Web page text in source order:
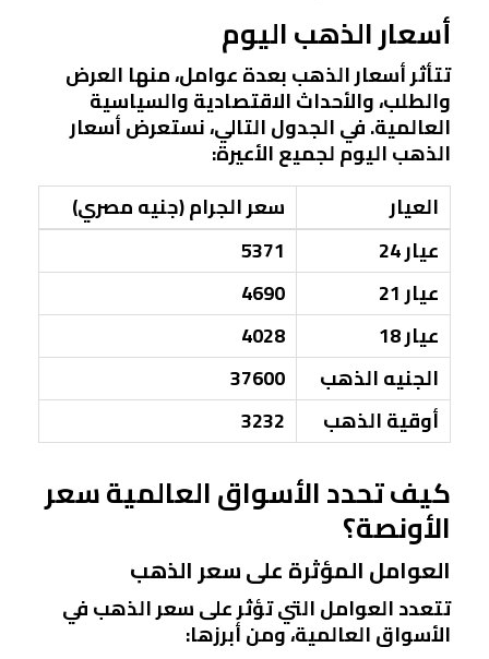
أسعار الذهب اليوم
تتأثر أسعار الذهب بعدة عوامل، منها العرض
والطلب، والأحداث الاقتصادية والسياسية
العالمية. في الجدول التالي، نستعرض أسعار
الذهب اليوم لجميع الأعيرة:
العيار
سعر الجرام (جنيه مصري)
عيار 24
5371
عيار 21
4690
عيار 18
4028
الجنيه الذهب
37600
أوقية الذهب
3232
كيف تحدد الأسواق العالمية سعر
الأونصة؟
العوامل المؤثرة على سعر الذهب
تتعدد العوامل التي تؤثر على سعر الذهب في
الأسواق العالمية، ومن أبرزها: